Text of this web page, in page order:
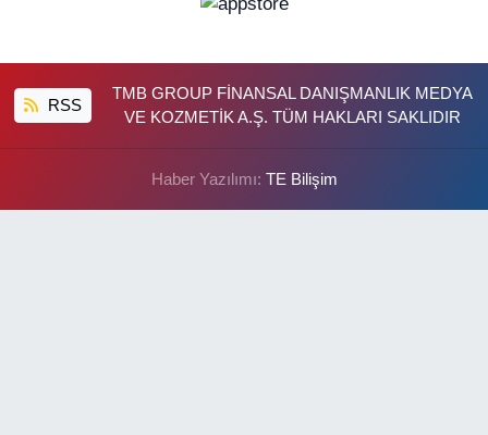
RSS
TMB GROUP FİNANSAL DANIŞMANLIK MEDYA
VE KOZMETİK A.Ş. TÜM HAKLARI SAKLIDIR
Haber Yazılımı: TE Bilişim